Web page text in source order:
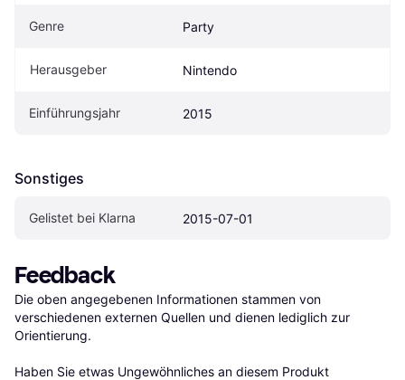
Genre Party
Herausgeber Nintendo
Einführungsjahr 2015
Sonstiges
Gelistet bei Klarna 2015-07-01
Feedback
Die oben angegebenen Informationen stammen von
verschiedenen externen Quellen und dienen lediglich zur
Orientierung.
Haben Sie etwas Ungewöhnliches an diesem Produkt